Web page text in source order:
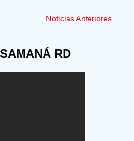
Noticias Anteriores
RD